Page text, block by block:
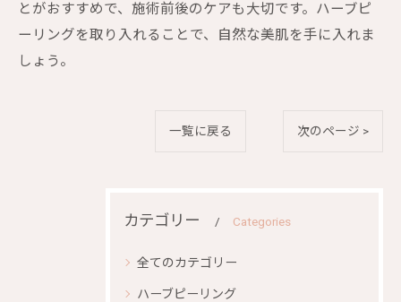
とがおすすめで、施術前後のケアも大切です。ハーブピ
ーリングを取り入れることで、自然な美肌を手に入れま
しょう。
一覧に戻る 次のページ >
カテゴリー Categories
全てのカテゴリー
ハーブピーリング